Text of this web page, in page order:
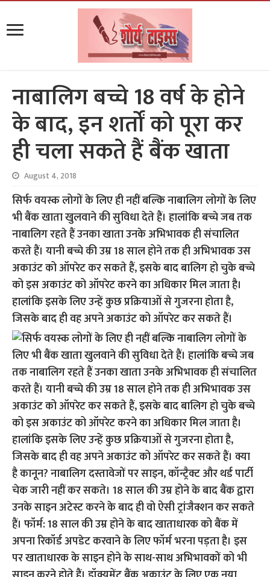
नाबालिग बच्चे 18 वर्ष के होने
के बाद, इन शर्तों को पूरा कर
ही चला सकते हैं बैंक खाता
August 4, 2018
सिर्फ वयस्क लोगों के लिए ही नहीं बल्कि नाबालिग लोगों के लिए
भी बैंक खाता खुलवाने की सुविधा देते हैं। हालांकि बच्चे जब तक
नाबालिग रहते हैं उनका खाता उनके अभिभावक ही संचालित
करते हैं। यानी बच्चे की उम्र 18 साल होने तक ही अभिभावक उस
अकाउंट को ऑपरेट कर सकते हैं, इसके बाद बालिग हो चुके बच्चे
को इस अकाउंट को ऑपरेट करने का अधिकार मिल जाता है।
हालांकि इसके लिए उन्हें कुछ प्रक्रियाओं से गुजरना होता है,
जिसके बाद ही वह अपने अकाउंट को ऑपरेट कर सकते हैं।